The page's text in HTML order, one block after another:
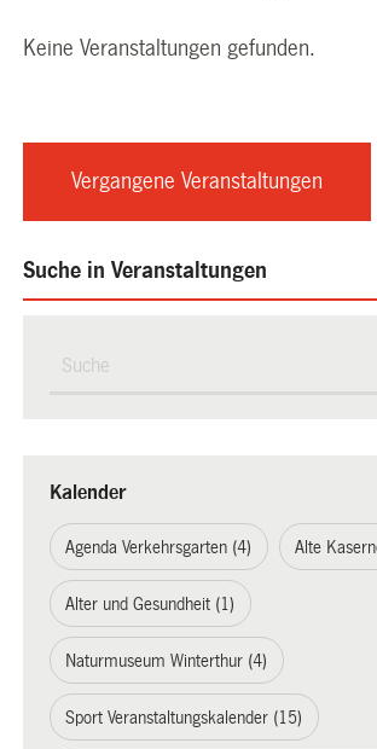
Keine Veranstaltungen gefunden.
Vergangene Veranstaltungen
Suche in Veranstaltungen
Kalender
Agenda Verkehrsgarten (4) Alte
Alter und Gesundheit (1)
Naturmuseum Winterthur (4)
Sport Veranstaltungskalender (15)